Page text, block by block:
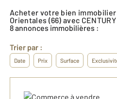
Acheter votre bien immobilier dans les Pyrénées-
Orientales (66) avec
8 annonces immobilières :
Trier par :
Date Prix Surface